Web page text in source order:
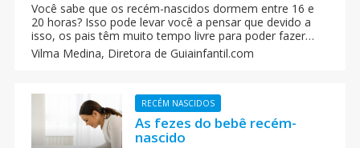
Você sabe que os recém-nascidos dormem entre 16 e
20 horas? Isso pode levar você a pensar que devido a
isso, os pais têm muito tempo livre para poder fazer
outras coisas, e, sobretudo para dormir tranquilamente.
Nada mais distante da realidade!
Vilma Medina, Diretora de Guiainfantil.com
RECÉM NASCIDOS
As fezes do bebê recém-
nascido